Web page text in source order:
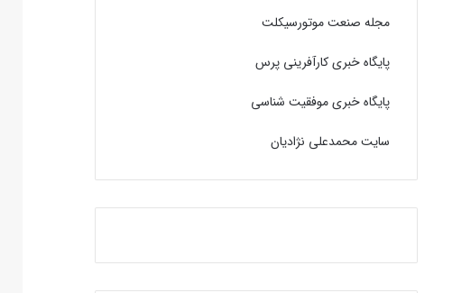
مجله صنعت موتورسیکلت
پایگاه خبری کارآفرینی پرس
پایگاه خبری موفقیت شناسی
سایت محمدعلی نژادیان